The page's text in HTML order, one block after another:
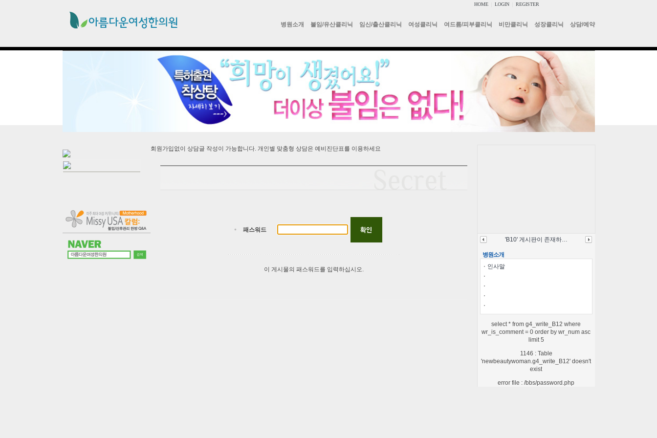
HOME LOGIN REGISTER
병원소개 불임/유산클리닉 임신/출산클리닉 여성클리닉 여드름/피부클리닉 비만클리닉 성장클리닉 상담/예약
회원가입없이 상담글 작성이 가능합니다. 개인별 맞춤형 상담은 예비진단표를 이용하세요
패스워드
이 게시물의 패스워드를 입력하십시오.
'B10' 게시판이 존재하…
병원소개
인사말
select * from g4_write_B12 where
wr_is_comment = 0 order by wr_num asc
limit 5
1146 : Table
'newbeautywoman.g4_write_B12' doesn't
exist
error file : /bbs/password.php